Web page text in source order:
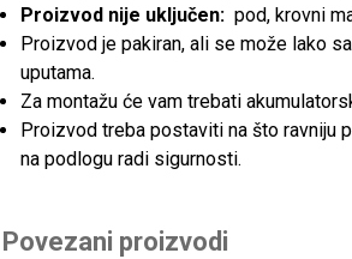
Proizvod nije uključen: pod, krovni
Proizvod je pakiran, ali se može lako
uputama.
Za montažu će vam trebati
Proizvod treba postaviti na što ravniju
na podlogu radi sigurnosti.
Povezani proizvodi